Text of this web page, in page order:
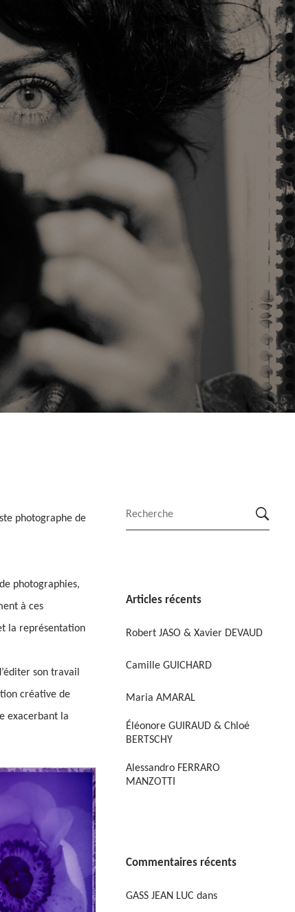
photographe de
photographies,
à ces
la représentation
son travail
créative de
exacerbant la
Articles récents
Robert JASO & Xavier DEVAUD
Camille GUICHARD
Maria AMARAL
Éléonore GUIRAUD & Chloé
BERTSCHY
Alessandro FERRARO
MANZOTTI
Commentaires récents
GASS JEAN LUC dans